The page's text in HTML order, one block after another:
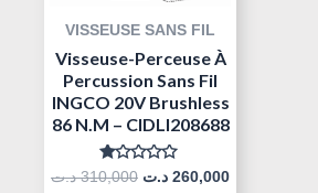
VISSEUSE SANS FIL
Visseuse-Perceuse À
Percussion Sans Fil
INGCO 20V Brushless
86 N.m – CIDLI208688
Note
310,000 د.ت 260,000 د.ت